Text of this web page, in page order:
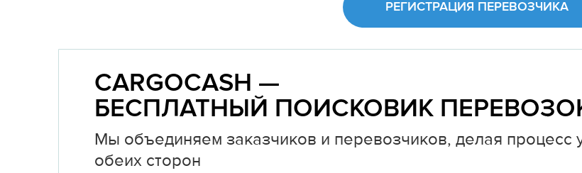
РЕГИСТРАЦИЯ ПЕРЕВОЗЧИКА
CARGOCASH —
БЕСПЛАТНЫЙ ПОИСКОВИК
Мы объединяем заказчиков и перевозчиков, делая
обеих сторон